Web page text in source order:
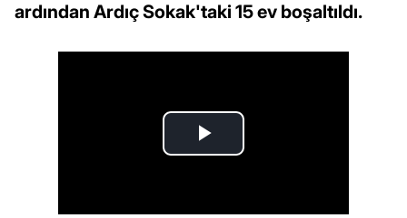
ardından Ardıç Sokak'taki 15 ev boşaltıldı.